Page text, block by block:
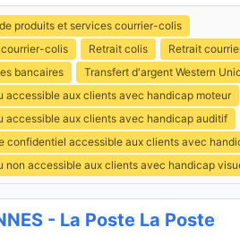
produits et services courrier-colis
colis
Retrait colis
Retrait
bancaires
Transfert d'argent Western
accessible aux clients avec handicap moteur
accessible aux clients avec handicap auditif
confidentiel accessible aux clients avec
non accessible aux clients avec handicap
- La Poste La Poste